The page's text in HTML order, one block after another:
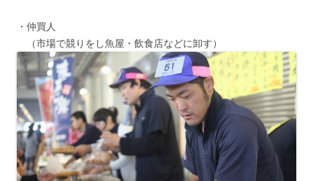
・仲買人
（市場で競りをし魚屋・飲食店などに卸す）